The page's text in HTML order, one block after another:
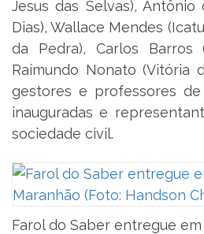
Jesus das Selvas), Antônio
Dias), Wallace Mendes
da Pedra), Carlos Barros
Raimundo Nonato (Vitória
gestores e professores de
inauguradas e
sociedade civil.
Farol do Saber entregue